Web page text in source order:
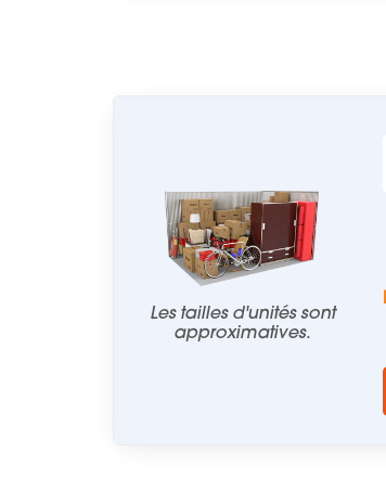
Les tailles d'unités sont
approximatives.